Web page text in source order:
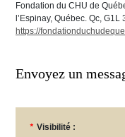
Fondation du CHU de
l’Espinay, Québec. Qc, G1L
https://
Envoyez un
* Visibilité :